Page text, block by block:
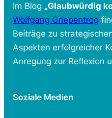
Im Blog „Glaubwürdig
Wolfgang Griepentrog
Beiträge zu
Aspekten erfolgreicher
Anregung zur Reflexion
Soziale Medien